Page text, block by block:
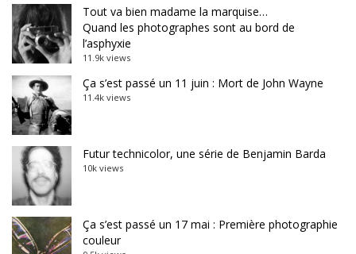
Tout va bien madame la marquise…
Quand les photographes sont au bord de
l’asphyxie
11.9k views
Ça s’est passé un 11 juin : Mort de John Wayne
11.4k views
Futur technicolor, une série de Benjamin Barda
10k views
Ça s’est passé un 17 mai : Première photographie
couleur